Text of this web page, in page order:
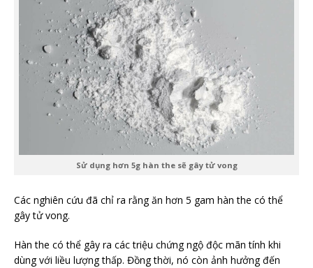
Sử dụng hơn 5g hàn the sẽ gây tử vong
Các nghiên cứu đã chỉ ra rằng ăn hơn 5 gam hàn the có thể
gây tử vong.
Hàn the có thể gây ra các triệu chứng ngộ độc mãn tính khi
dùng với liều lượng thấp. Đồng thời, nó còn ảnh hưởng đến